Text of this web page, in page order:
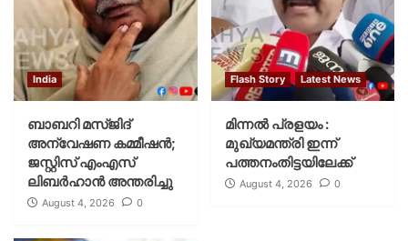
India
ബാബറി മസ്ജിദ്
അന്വേഷണ കമ്മീഷന്‍;
ജസ്റ്റിസ് എംഎസ്
ലിബര്‍ഹാന്‍ അന്തരിച്ചു
August 4, 2026 0
Flash Story Latest News
മിന്നല്‍ പ്രളയം :
മുഖ്യമന്ത്രി ഇന്ന്
പത്തനംതിട്ടയിലേക്ക്
August 4, 2026 0